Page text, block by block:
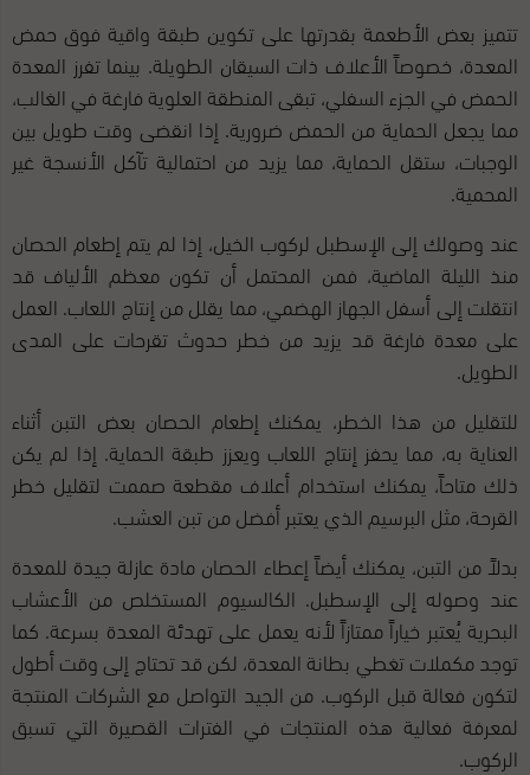
تتميز بعض الأطعمة بقدرتها على تكوين طبقة واقية فوق حمض
المعدة، خصوصاً الأعلاف ذات السيقان الطويلة. بينما تفرز المعدة
الحمض في الجزء السفلي، تبقى المنطقة العلوية فارغة في الغالب،
مما يجعل الحماية من الحمض ضرورية. إذا انقضى وقت طويل بين
الوجبات، ستقل الحماية، مما يزيد من احتمالية تآكل الأنسجة غير
المحمية.
عند وصولك إلى الإسطبل لركوب الخيل، إذا لم يتم إطعام الحصان
منذ الليلة الماضية، فمن المحتمل أن تكون معظم الألياف قد
انتقلت إلى أسفل الجهاز الهضمي، مما يقلل من إنتاج اللعاب. العمل
على معدة فارغة قد يزيد من خطر حدوث تقرحات على المدى
الطويل.
للتقليل من هذا الخطر، يمكنك إطعام الحصان بعض التبن أثناء
العناية به، مما يحفز إنتاج اللعاب ويعزز طبقة الحماية. إذا لم يكن
ذلك متاحاً، يمكنك استخدام أعلاف مقطعة صممت لتقليل خطر
القرحة، مثل البرسيم الذي يعتبر أفضل من تبن العشب.
بدلاً من التبن، يمكنك أيضاً إعطاء الحصان مادة عازلة جيدة للمعدة
عند وصوله إلى الإسطبل. الكالسيوم المستخلص من الأعشاب
البحرية يُعتبر خياراً ممتازاً لأنه يعمل على تهدئة المعدة بسرعة. كما
توجد مكملات تغطي بطانة المعدة، لكن قد تحتاج إلى وقت أطول
لتكون فعالة قبل الركوب. من الجيد التواصل مع الشركات المنتجة
لمعرفة فعالية هذه المنتجات في الفترات القصيرة التي تسبق
الركوب.